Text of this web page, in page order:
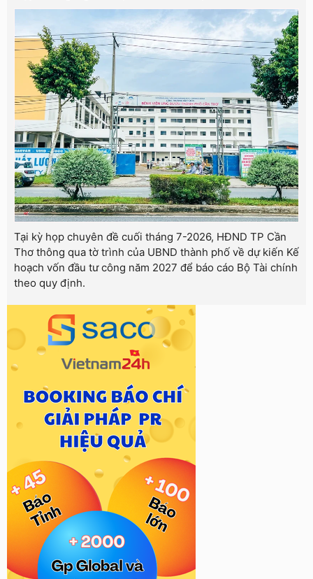
Tại kỳ họp chuyên đề cuối tháng 7-2026, HĐND TP Cần
Thơ thông qua tờ trình của UBND thành phố về dự kiến Kế
hoạch vốn đầu tư công năm 2027 để báo cáo Bộ Tài chính
theo quy định.